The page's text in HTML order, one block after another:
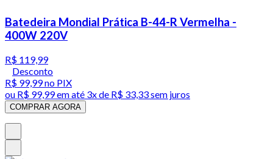
Batedeira Mondial Prática B-44-R Vermelha -
400W 220V
R$ 119,99
Desconto
R$ 99,99no PIX
ou R$ 99,99em até 3x de R$ 33,33 sem juros
COMPRAR AGORA